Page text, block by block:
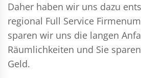
Daher haben wir uns dazu
regional Full Service
sparen wir uns die langen
Räumlichkeiten und Sie
Geld.